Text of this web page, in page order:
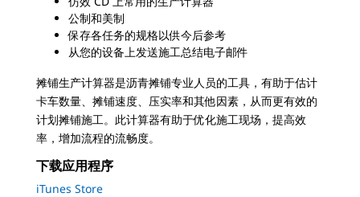
公制和美制
保存各任务的规格以供今后参考
从您的设备上发送施工总结电子邮件
摊铺生产计算器是沥青摊铺专业人员的工具，有助于估计
卡车数量、摊铺速度、压实率和其他因素，从而更有效的
计划摊铺施工。此计算器有助于优化施工现场，提高效
率，增加流程的流畅度。
下载应用程序
iTunes Store